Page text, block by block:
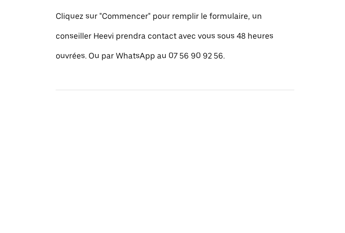
Cliquez sur "Commencer" pour remplir le formulaire, un
conseiller Heevi prendra contact avec vous sous 48 heures
ouvrées. Ou par WhatsApp au 07 56 90 92 56.